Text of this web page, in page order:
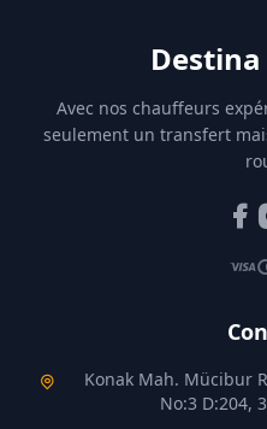
Destina
Avec nos chauffeurs
seulement un transfert
Konak Mah. Mücibur
No:3 D:204,